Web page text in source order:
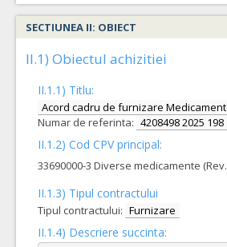
SECTIUNEA II: OBIECT
II.1) Obiectul achizitiei
II.1.1) Titlu:
Acord cadru de furnizare
Numar de referinta: 4208498 2025 198
II.1.2) Cod CPV principal:
33690000-3 Diverse medicamente
II.1.3) Tipul contractului
Tipul contractului: Furnizare
II.1.4) Descriere succinta: